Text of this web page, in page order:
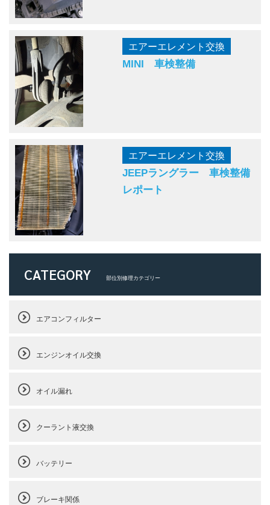
エアーエレメント交換
MINI 車検整備
エアーエレメント交換
JEEPラングラー 車検整備
レポート
CATEGORY 部位別修理カテゴリー
エアコンフィルター
エンジンオイル交換
オイル漏れ
クーラント液交換
バッテリー
ブレーキ関係